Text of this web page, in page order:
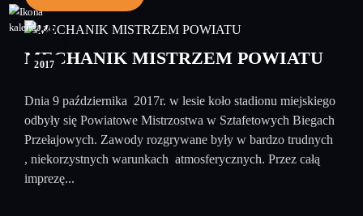
24
2017
MECHANIK MISTRZEM POWIATU
Dnia 9 października 2017r. w lesie koło stadionu miejskiego
odbyły się Powiatowe Mistrzostwa w Sztafetowych Biegach
Przełajowych. Zawody rozgrywane były w bardzo trudnych
, niekorzystnych warunkach atmosferycznych. Przez całą
imprezę...